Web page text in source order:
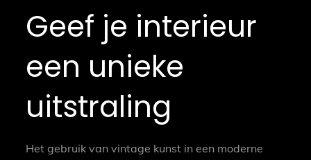
Geef je interieur
een unieke
uitstraling
Het gebruik van vintage kunst in een moderne